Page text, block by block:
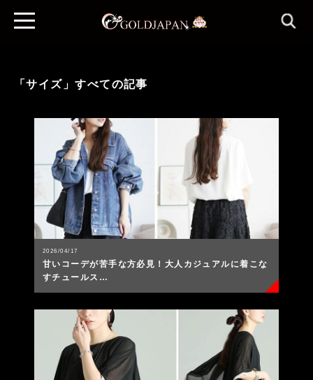
「サイズ」すべての記事
2026/04/17
甘いコーデが苦手な方必見！大人カジュアルに着こな
すチュールス…